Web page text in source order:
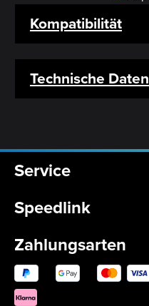
Kompatibilität
Technische Daten
Service
Speedlink
Zahlungsarten